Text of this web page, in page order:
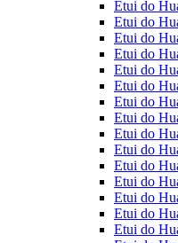
Etui do
Etui do
Etui do
Etui do
Etui do
Etui do
Etui do
Etui do
Etui do
Etui do
Etui do
Etui do
Etui do
Etui do
Etui do